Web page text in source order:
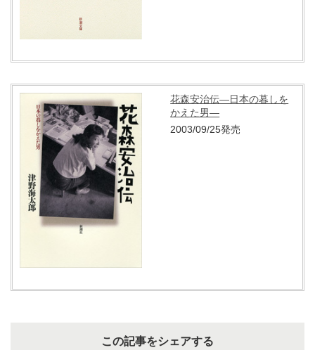
花森安治伝―日本の暮しを
かえた男―
2003/09/25発売
この記事をシェアする